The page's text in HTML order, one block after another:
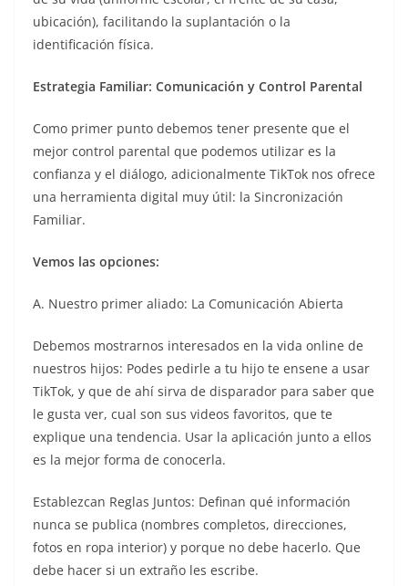
ubicación), facilitando la suplantación o la
identificación física.
Estrategia Familiar: Comunicación y Control Parental
Como primer punto debemos tener presente que el
mejor control parental que podemos utilizar es la
confianza y el diálogo, adicionalmente TikTok nos ofrece
una herramienta digital muy útil: la Sincronización
Familiar.
Vemos las opciones:
A. Nuestro primer aliado: La Comunicación Abierta
Debemos mostrarnos interesados en la vida online de
nuestros hijos: Podes pedirle a tu hijo te ensene a usar
TikTok, y que de ahí sirva de disparador para saber que
le gusta ver, cual son sus videos favoritos, que te
explique una tendencia. Usar la aplicación junto a ellos
es la mejor forma de conocerla.
Establezcan Reglas Juntos: Definan qué información
nunca se publica (nombres completos, direcciones,
fotos en ropa interior) y porque no debe hacerlo. Que
debe hacer si un extraño les escribe.